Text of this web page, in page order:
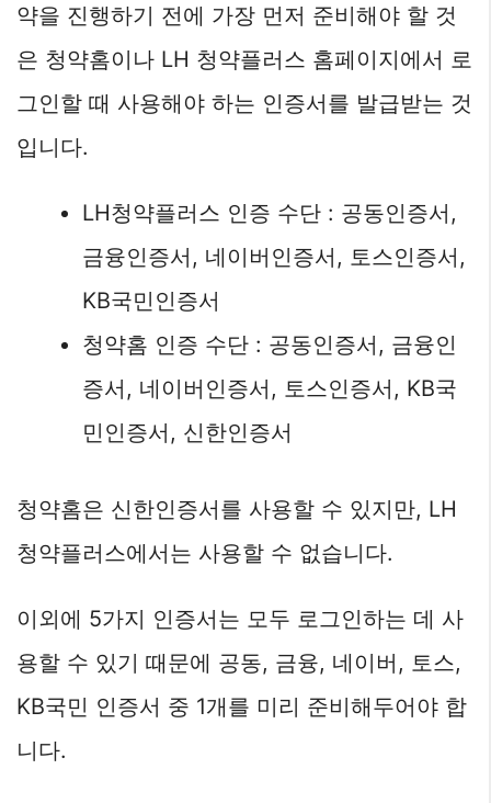
약을 진행하기 전에 가장 먼저 준비해야 할 것
은 청약홈이나 LH 청약플러스 홈페이지에서 로
그인할 때 사용해야 하는 인증서를 발급받는 것
입니다.
LH청약플러스 인증 수단 : 공동인증서,
금융인증서, 네이버인증서, 토스인증서,
KB국민인증서
청약홈 인증 수단 : 공동인증서, 금융인
증서, 네이버인증서, 토스인증서, KB국
민인증서, 신한인증서
청약홈은 신한인증서를 사용할 수 있지만, LH
청약플러스에서는 사용할 수 없습니다.
이외에 5가지 인증서는 모두 로그인하는 데 사
용할 수 있기 때문에 공동, 금융, 네이버, 토스,
KB국민 인증서 중 1개를 미리 준비해두어야 합
니다.